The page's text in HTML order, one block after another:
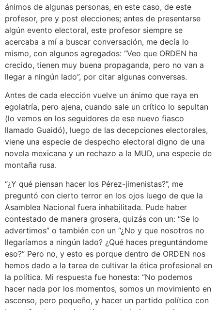
ánimos de algunas personas, en este caso, de este
profesor, pre y post elecciones; antes de presentarse
algún evento electoral, este profesor siempre se
acercaba a mí a buscar conversación, me decía lo
mismo, con algunos agregados: “Veo que ORDEN ha
crecido, tienen muy buena propaganda, pero no van a
llegar a ningún lado”, por citar algunas conversas.
Antes de cada elección vuelve un ánimo que raya en
egolatría, pero ajena, cuando sale un crítico lo sepultan
(lo vemos en los seguidores de ese nuevo fiasco
llamado Guaidó), luego de las decepciones electorales,
viene una especie de despecho electoral digno de una
novela mexicana y un rechazo a la MUD, una especie de
montaña rusa.
“¿Y qué piensan hacer los Pérez-jimenistas?”, me
preguntó con cierto terror en los ojos luego de que la
Asamblea Nacional fuera inhabilitada. Pude haber
contestado de manera grosera, quizás con un: “Se lo
advertimos” o también con un “¿No y que nosotros no
llegaríamos a ningún lado? ¿Qué haces preguntándome
eso?” Pero no, y esto es porque dentro de ORDEN nos
hemos dado a la tarea de cultivar la ética profesional en
la política. Mi respuesta fue honesta: “No podemos
hacer nada por los momentos, somos un movimiento en
ascenso, pero pequeño, y hacer un partido político con